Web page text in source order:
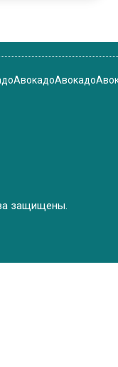
АвокадоАвокадо
защищены.